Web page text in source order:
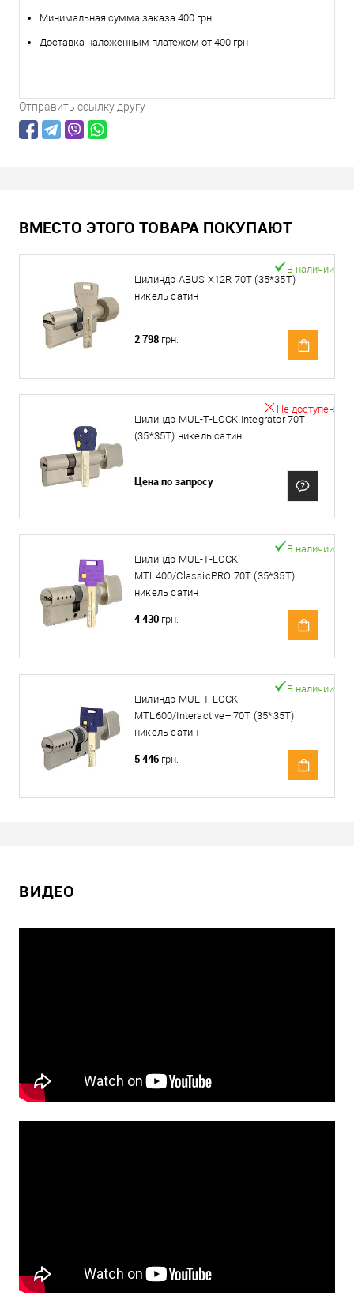
Минимальная сумма заказа 400 грн
Доставка наложенным платежом от 400 грн
Отправить ссылку другу
ВМЕСТО ЭТОГО ТОВАРА ПОКУПАЮТ
Цилиндр ABUS X12R 70T (35*35T)
никель сатин
В наличии
2 798 грн.
Цилиндр MUL-T-LOCK Integrator 70T
(35*35T) никель сатин
Не доступен
Цена по запросу
Цилиндр MUL-T-LOCK
MTL400/ClassicPRO 70T (35*35T)
никель сатин
В наличии
4 430 грн.
Цилиндр MUL-T-LOCK
MTL600/Interactive+ 70T (35*35T)
никель сатин
В наличии
5 446 грн.
ВИДЕО